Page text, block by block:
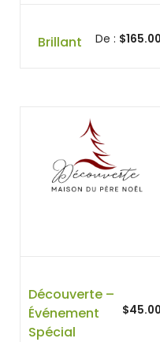
Brillant De : $165.00
Découverte –
Événement
Spécial
$45.00